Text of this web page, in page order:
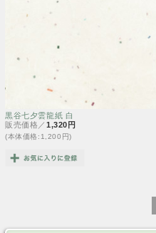
黒谷七夕雲龍紙 白
販売価格／1,320円
(本体価格:1,200円)